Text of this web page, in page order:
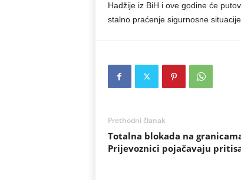
Hadžije iz BiH i ove godine će
stalno praćenje sigurnosne situacije.
Prethodni članak
Totalna blokada na
Prijevoznici pojačavaju